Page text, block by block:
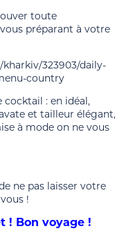
toute
préparant à votre
323903/daily-
country
cocktail : en idéal,
et tailleur élégant,
à mode on ne vous
ne pas laisser votre
!
! Bon voyage !